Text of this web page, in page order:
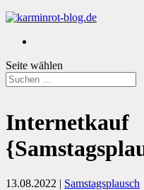
Seite wählen
Internetkauf
13.08.2022 | Samstagsplausch